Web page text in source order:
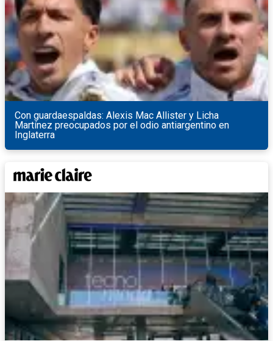
Con guardaespaldas: Alexis Mac Allister y Licha
Martínez preocupados por el odio antiargentino en
Inglaterra